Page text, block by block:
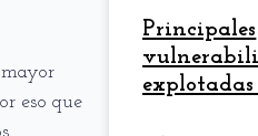
eso que
Principales